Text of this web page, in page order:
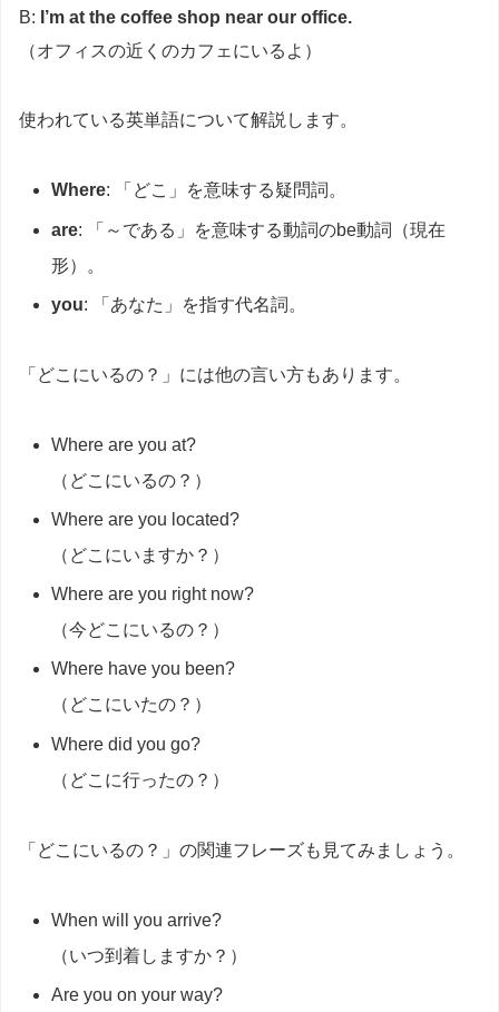
B: I’m at the coffee shop near our office.
（オフィスの近くのカフェにいるよ）
使われている英単語について解説します。
Where: 「どこ」を意味する疑問詞。
are: 「～である」を意味する動詞のbe動詞（現在
形）。
you: 「あなた」を指す代名詞。
「どこにいるの？」には他の言い方もあります。
Where are you at?
（どこにいるの？）
Where are you located?
（どこにいますか？）
Where are you right now?
（今どこにいるの？）
Where have you been?
（どこにいたの？）
Where did you go?
（どこに行ったの？）
「どこにいるの？」の関連フレーズも見てみましょう。
When will you arrive?
（いつ到着しますか？）
Are you on your way?